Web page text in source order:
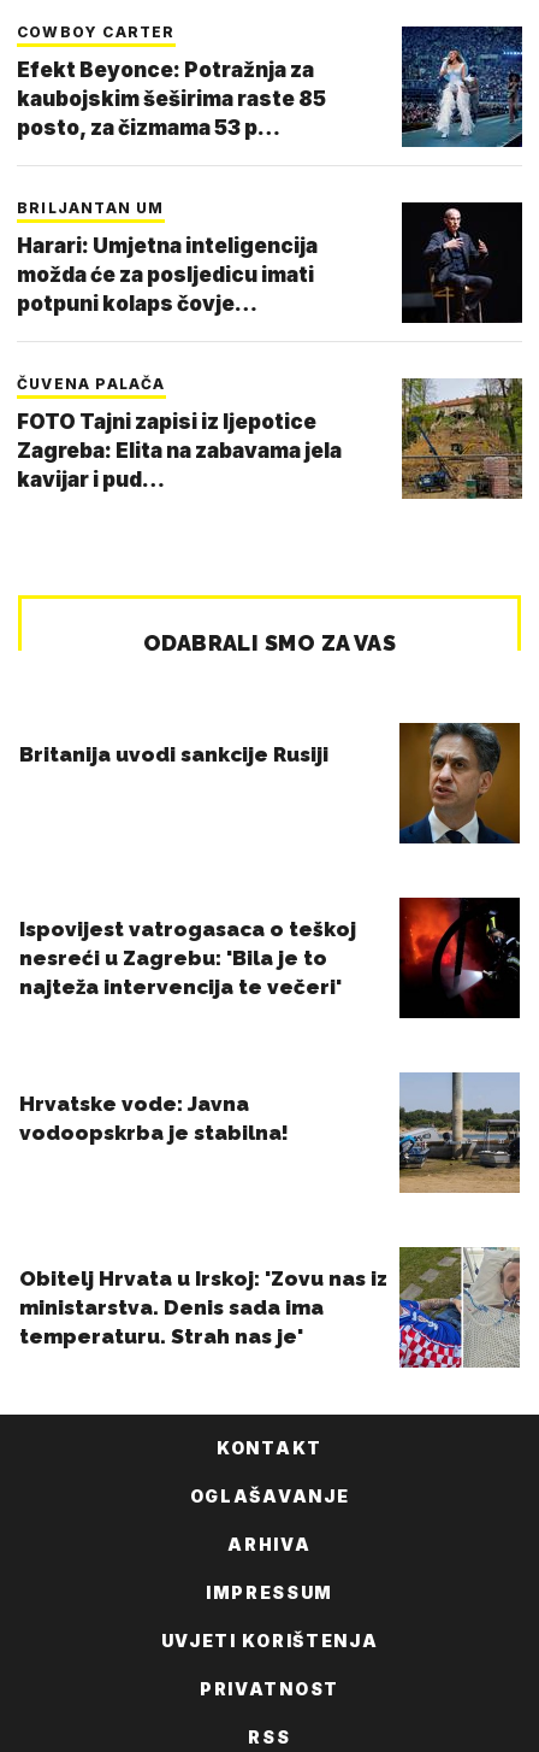
COWBOY CARTER
Efekt Beyonce: Potražnja za
kaubojskim šeširima raste 85
posto, za čizmama 53 p…
BRILJANTAN UM
Harari: Umjetna inteligencija
možda će za posljedicu imati
potpuni kolaps čovje…
ČUVENA PALAČA
FOTO Tajni zapisi iz ljepotice
Zagreba: Elita na zabavama jela
kavijar i pud…
KONTAKT
OGLAŠAVANJE
ARHIVA
IMPRESSUM
UVJETI KORIŠTENJA
PRIVATNOST
RSS